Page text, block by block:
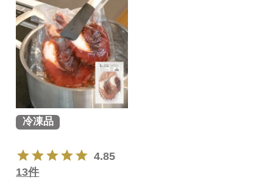
冷凍品
4.85
13件